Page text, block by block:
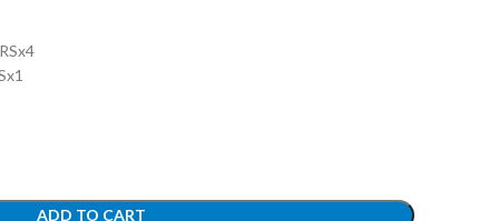
ADD TO CART